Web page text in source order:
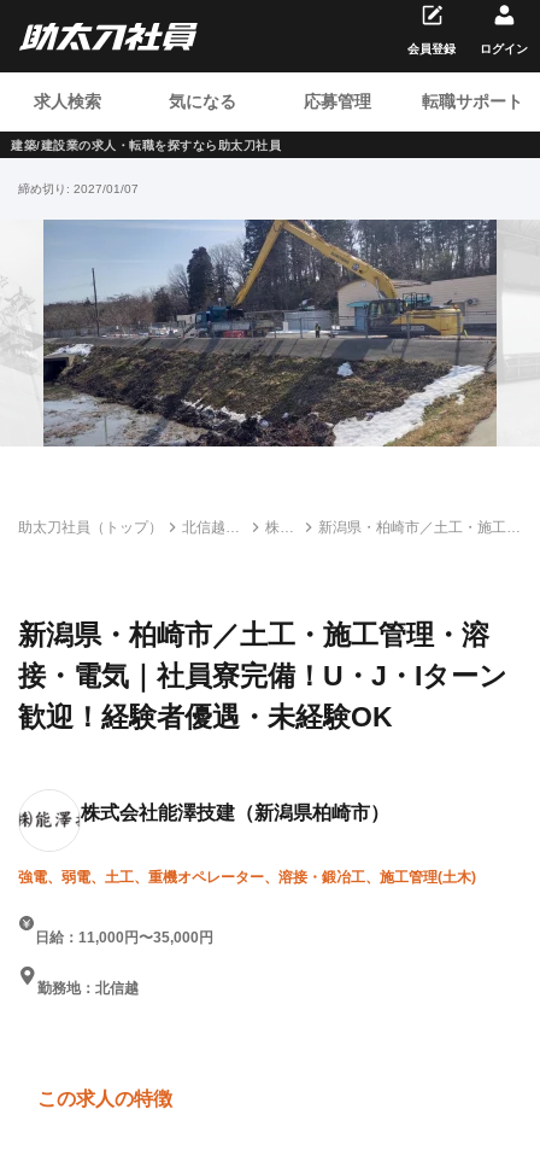
建築/建設業の求人・転職を探すなら助太刀社員
求人検索 気になる 応募管理 転職サポート
会員登録 ログイン
締め切り: 2027/01/07
助太刀社員（トップ）
北信越の
株式
新潟県・柏崎市／土工・施工管
新潟県・柏崎市／土工・施工管理・溶
接・電気｜社員寮完備！U・J・Iターン
歓迎！経験者優遇・未経験OK
株式会社能澤技建 （新潟県柏崎市）
強電、弱電、土工、重機オペレーター、溶接・鍛冶工、施工管理(土木)
日給：11,000円〜35,000円
勤務地：北信越
この求人の特徴